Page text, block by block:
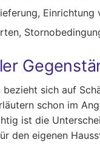
sich auf
schon im
ist die
den eigenen